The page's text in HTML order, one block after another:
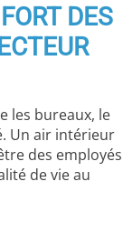
DES
les bureaux, le
Un air intérieur
des employés
de vie au